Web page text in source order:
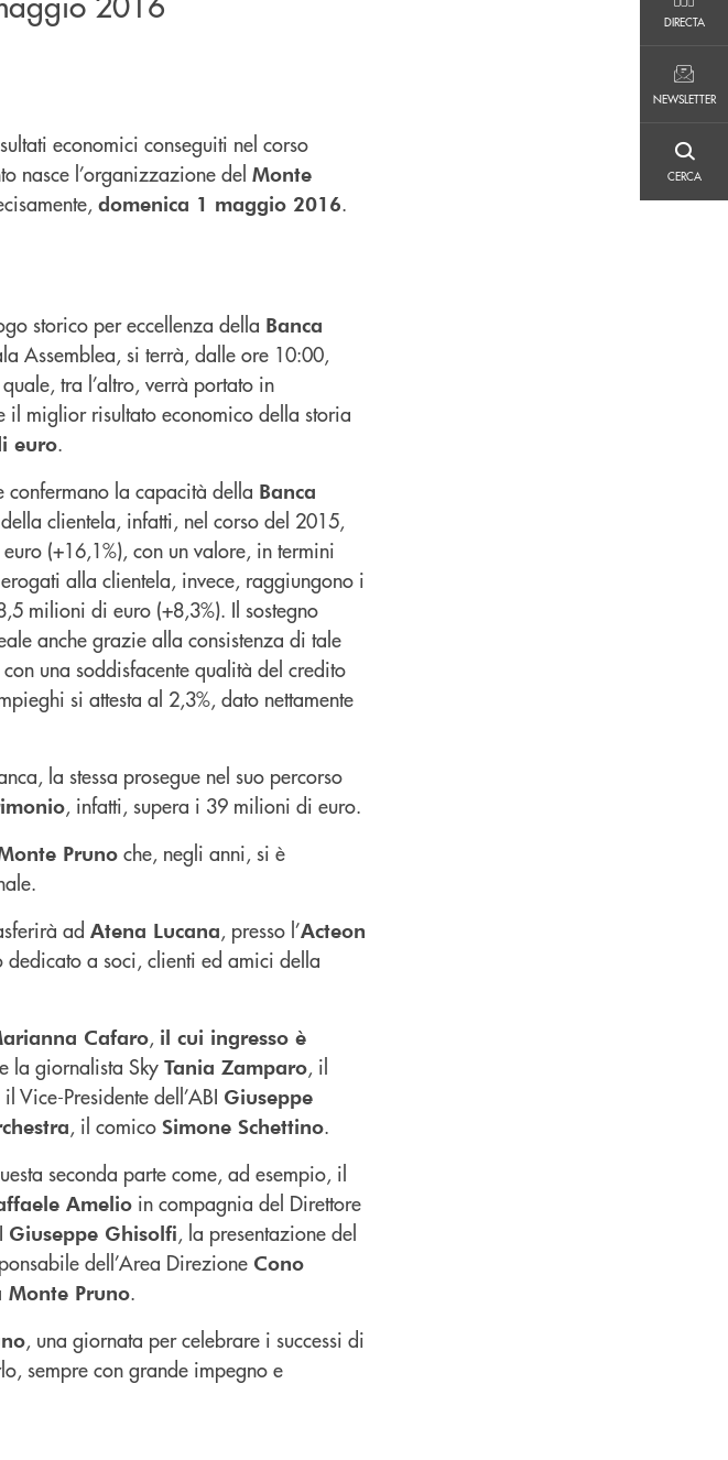
DIRECTA
NEWSLETTER
CERCA
economici conseguiti nel corso
nasce l’organizzazione del Monte
domenica 1 maggio 2016.
storico per eccellenza della Banca
Assemblea, si terrà, dalle ore 10:00,
tra l’altro, verrà portato in
il miglior risultato economico della storia
euro.
la capacità della Banca
della clientela, infatti, nel corso del 2015,
(+16,1%), con un valore, in termini
erogati alla clientela, invece, raggiungono i
milioni di euro (+8,3%). Il sostegno
anche grazie alla consistenza di tale
una soddisfacente qualità del credito
si attesta al 2,3%, dato nettamente
la stessa prosegue nel suo percorso
, infatti, supera i 39 milioni di euro.
Pruno che, negli anni, si è
ad Atena Lucana, presso l’Acteon
dedicato a soci, clienti ed amici della
Cafaro, il cui ingresso è
la giornalista Sky Tania Zamparo, il
il Vice-Presidente dell’ABI Giuseppe
, il comico Simone Schettino.
seconda parte come, ad esempio, il
Amelio in compagnia del Direttore
Giuseppe Ghisolfi, la presentazione del
dell’Area Direzione Cono
Monte Pruno.
, una giornata per celebrare i successi di
sempre con grande impegno e